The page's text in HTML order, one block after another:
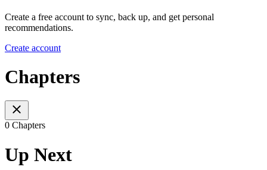
Create a free account to sync, back up, and get personal
recommendations.
Create account
Chapters
0 Chapters
Up Next